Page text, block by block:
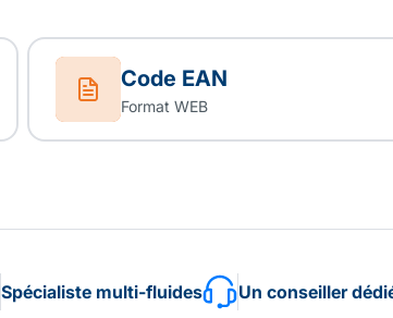
Code EAN
Format WEB
Spécialiste multi-fluides Un conseiller